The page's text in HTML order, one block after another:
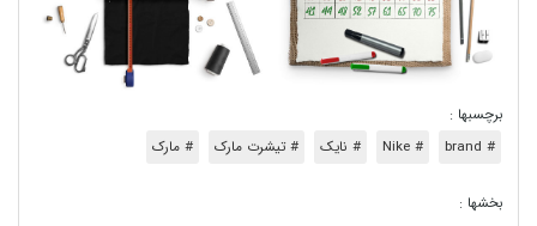
برچسبها :
# brand
# Nike # نایک # تیشرت مارک # مارک
بخشها :